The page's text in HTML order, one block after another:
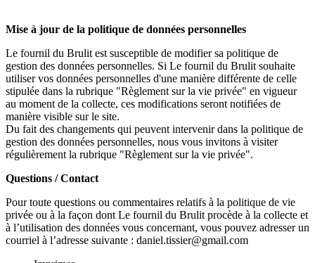
Mise à jour de la politique de données personnelles
Le fournil du Brulit est susceptible de modifier sa politique de
gestion des données personnelles. Si Le fournil du Brulit souhaite
utiliser vos données personnelles d'une manière différente de celle
stipulée dans la rubrique "Règlement sur la vie privée" en vigueur
au moment de la collecte, ces modifications seront notifiées de
manière visible sur le site.
Du fait des changements qui peuvent intervenir dans la politique de
gestion des données personnelles, nous vous invitons à visiter
régulièrement la rubrique "Règlement sur la vie privée".
Questions / Contact
Pour toute questions ou commentaires relatifs à la politique de vie
privée ou à la façon dont Le fournil du Brulit procède à la collecte et
à l’utilisation des données vous concernant, vous pouvez adresser un
courriel à l’adresse suivante : daniel.tissier@gmail.com